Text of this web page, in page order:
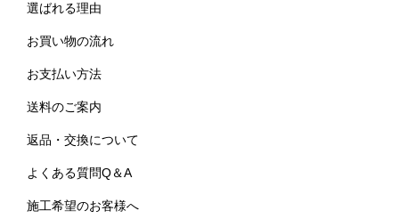
選ばれる理由
お買い物の流れ
お支払い方法
送料のご案内
返品・交換について
よくある質問Q＆A
施工希望のお客様へ